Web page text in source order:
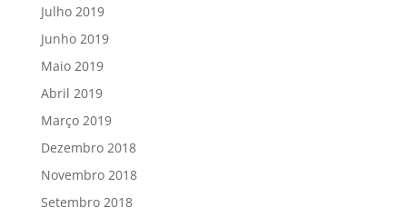
Julho 2019
Junho 2019
Maio 2019
Abril 2019
Março 2019
Dezembro 2018
Novembro 2018
Setembro 2018